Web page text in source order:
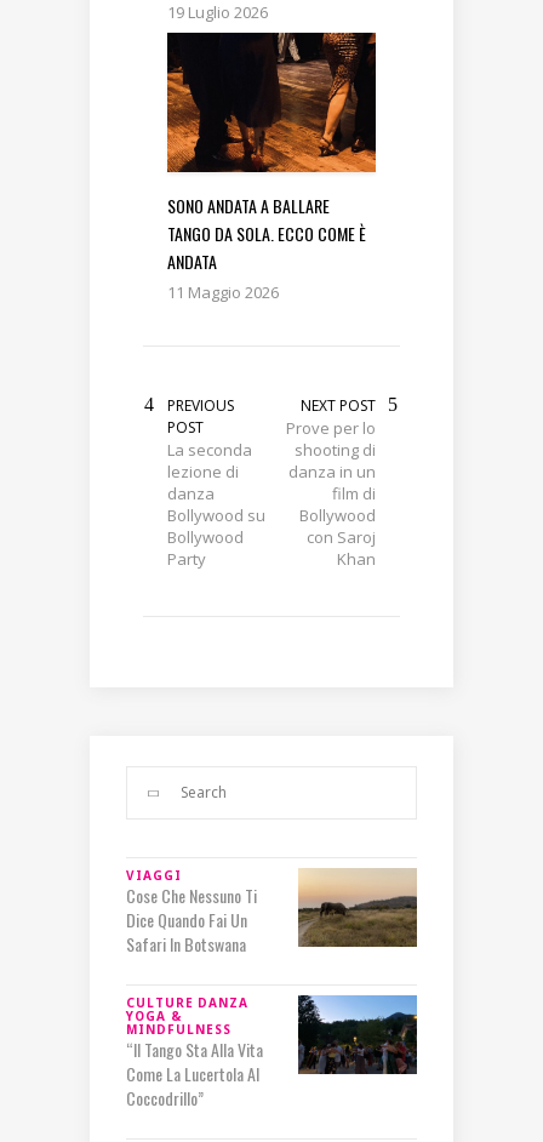
19 Luglio 2026
SONO ANDATA A BALLARE
TANGO DA SOLA. ECCO COME È
ANDATA
11 Maggio 2026
PREVIOUS
POST
La seconda
lezione di
danza
Bollywood su
Bollywood
Party
NEXT POST
Prove per lo
shooting di
danza in un
film di
Bollywood
con Saroj
Khan
VIAGGI
Cose Che Nessuno Ti
Dice Quando Fai Un
Safari In Botswana
CULTURE DANZA
YOGA &
MINDFULNESS
“Il Tango Sta Alla Vita
Come La Lucertola Al
Coccodrillo”